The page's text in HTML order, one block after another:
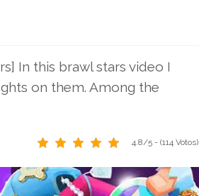
In this brawl stars video I
on them. Among the
4.8/5 - (114 Votos)